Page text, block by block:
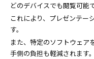
どのデバイスでも閲覧可能で
これにより、プレゼンテー
す。
また、特定のソフトウェア
手側の負担も軽減されます。